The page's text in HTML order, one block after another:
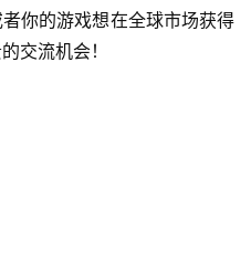
你的游戏想在全球市场获得
交流机会！